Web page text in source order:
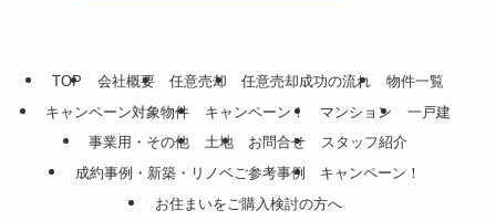
TOP 会社概要 任意売却 任意売却成功の流れ
物件一覧
キャンペーン対象物件
キャンペーン！ マンション
一戸建
事業用・その他
土地 お問合せ
スタッフ紹介
成約事例・新築・リノベご参考事例
キャンペーン！
お住まいをご購入検討の方へ